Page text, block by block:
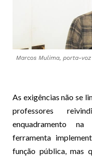
Marcos Mulima, porta-
As exigências não se
professores
enquadramento
ferramenta
função pública, mas